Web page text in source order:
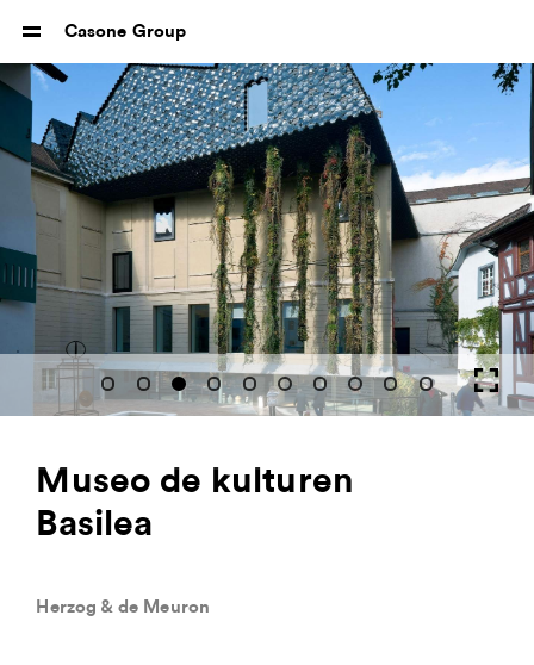
Casone Group
Museo de kulturen
Basilea
Herzog & de Meuron